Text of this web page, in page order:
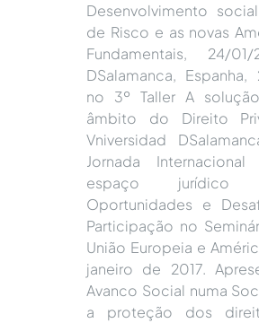
Desenvolvimento
de Risco e as novas
Fundamentais, 24/01/
DSalamanca, Espanha,
no 3º Taller A
âmbito do Direito
Vniversidad
Jornada
espaço jurídico
Oportunidades e
Participação no
União Europeia e
janeiro de 2017.
Avanco Social numa
a proteção dos